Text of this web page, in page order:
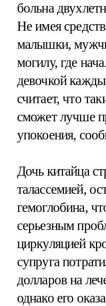
больна
Не имея
малышки,
могилу, где
девочкой
считает, что
сможет лучше
упокоения,
Дочь китайца
талассемией,
гемоглобина,
серьезным
циркуляцией
супруга
долларов на
однако его